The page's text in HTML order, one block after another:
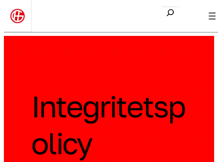
Integritetsp
olicy